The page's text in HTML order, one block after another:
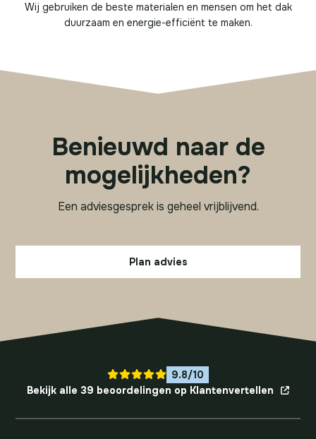
Wij gebruiken de beste materialen en mensen om het dak
duurzaam en energie-efficiënt te maken.
Benieuwd naar de
mogelijkheden?
Een adviesgesprek is geheel vrijblijvend.
Plan advies
9.8/10
Bekijk alle 39 beoordelingen op Klantenvertellen